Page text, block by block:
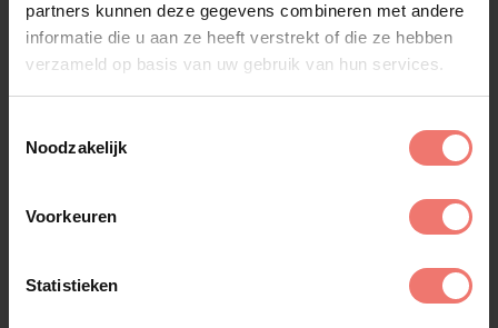
partners kunnen deze gegevens combineren met andere
informatie die u aan ze heeft verstrekt of die ze hebben
verzameld op basis van uw gebruik van hun services.
Noodzakelijk
Voorkeuren
Statistieken